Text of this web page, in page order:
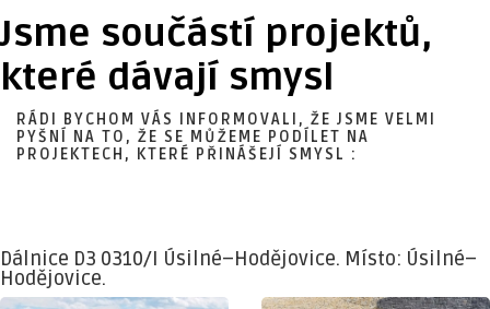
Jsme součástí projektů,
které dávají smysl
RÁDI BYCHOM VÁS INFORMOVALI, ŽE JSME VELMI
PYŠNÍ NA TO, ŽE SE MŮŽEME PODÍLET NA
PROJEKTECH, KTERÉ PŘINÁŠEJÍ SMYSL :
Dálnice D3 0310/I Úsilné–Hodějovice. Místo: Úsilné–
Hodějovice.